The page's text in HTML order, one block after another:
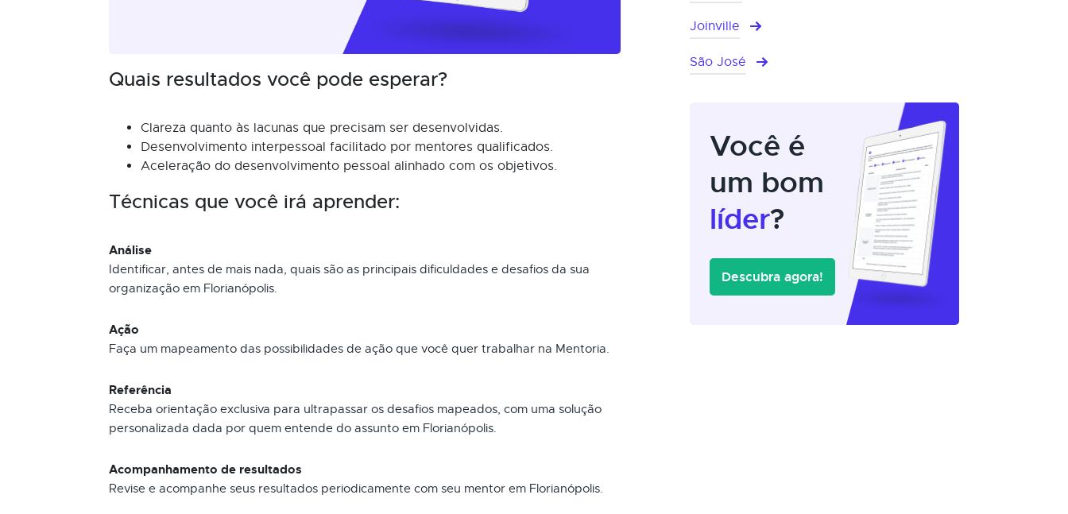
Quais resultados você pode esperar?
Clareza quanto às lacunas que precisam ser desenvolvidas.
Desenvolvimento interpessoal facilitado por mentores qualificados.
Aceleração do desenvolvimento pessoal alinhado com os objetivos.
Técnicas que você irá aprender:
Análise
Identificar, antes de mais nada, quais são as principais dificuldades e desafios da sua
organização em Florianópolis.
Ação
Faça um mapeamento das possibilidades de ação que você quer trabalhar na Mentoria.
Referência
Receba orientação exclusiva para ultrapassar os desafios mapeados, com uma solução
personalizada dada por quem entende do assunto em Florianópolis.
Acompanhamento de resultados
Revise e acompanhe seus resultados periodicamente com seu mentor em Florianópolis.
Joinville
São José
Você é
um bom
líder?
Descubra agora!